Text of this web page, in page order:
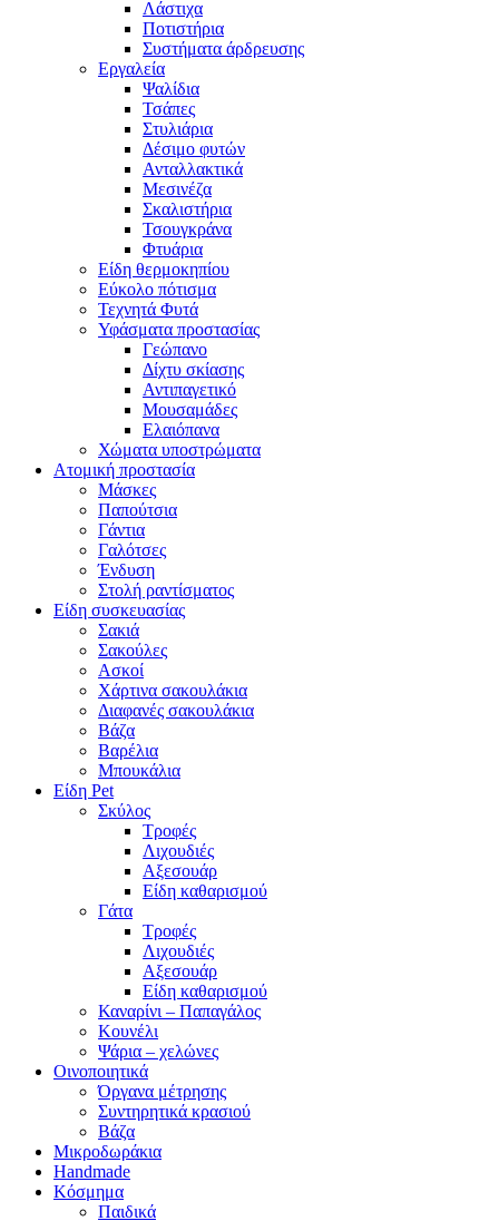
Λάστιχα
Ποτιστήρια
Συστήματα άρδρευσης
Εργαλεία
Ψαλίδια
Τσάπες
Στυλιάρια
Δέσιμο φυτών
Ανταλλακτικά
Μεσινέζα
Σκαλιστήρια
Τσουγκράνα
Φτυάρια
Είδη θερμοκηπίου
Εύκολο πότισμα
Τεχνητά Φυτά
Υφάσματα προστασίας
Γεώπανο
Δίχτυ σκίασης
Αντιπαγετικό
Μουσαμάδες
Ελαιόπανα
Χώματα υποστρώματα
Ατομική προστασία
Μάσκες
Παπούτσια
Γάντια
Γαλότσες
Ένδυση
Στολή ραντίσματος
Είδη συσκευασίας
Σακιά
Σακούλες
Ασκοί
Χάρτινα σακουλάκια
Διαφανές σακουλάκια
Βάζα
Βαρέλια
Μπουκάλια
Είδη Pet
Σκύλος
Τροφές
Λιχουδιές
Αξεσουάρ
Είδη καθαρισμού
Γάτα
Τροφές
Λιχουδιές
Αξεσουάρ
Είδη καθαρισμού
Καναρίνι – Παπαγάλος
Κουνέλι
Ψάρια – χελώνες
Οινοποιητικά
Όργανα μέτρησης
Συντηρητικά κρασιού
Βάζα
Μικροδωράκια
Handmade
Κόσμημα
Παιδικά